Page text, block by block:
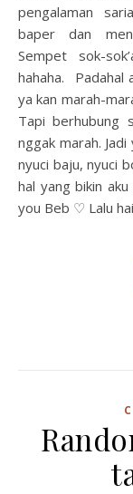
pengalaman
baper dan
Sempet sok-
hahaha. Padahal
ya kan marah-
Tapi berhubung
nggak marah.
nyuci baju, nyuci
hal yang bikin
you Beb ♡ Lalu